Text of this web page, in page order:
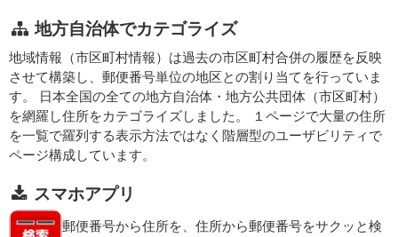
地方自治体でカテゴライズ
地域情報（市区町村情報）は過去の市区町村合併の履歴を反映
させて構築し、郵便番号単位の地区との割り当てを行っていま
す。 日本全国の全ての地方自治体・地方公共団体（市区町村）
を網羅し住所をカテゴライズしました。 １ページで大量の住所
を一覧で羅列する表示方法ではなく階層型のユーザビリティで
ページ構成しています。
スマホアプリ
郵便番号から住所を、住所から郵便番号をサクッと検